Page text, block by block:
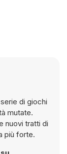
di giochi
mutate.
nuovi tratti di
più forte.